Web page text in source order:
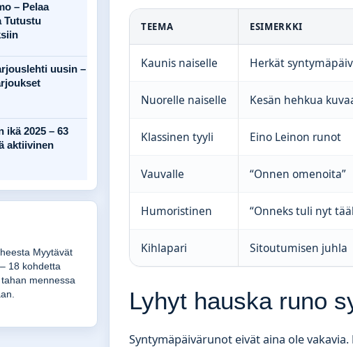
TEEMA ESIMERKKI
Kaunis naiselle Herkät
Nuorelle naiselle Kesän hehkua
Klassinen tyyli Eino Leinon runot
Vauvalle “Onnen omenoita”
Humoristinen “Onneks tuli nyt
Kihlapari Sitoutumisen juhla
Lyhyt hauska runo
Syntymäpäivärunot eivät aina ole
– Pelaa
Tutustu
uusin –
ikä 2025 – 63
aktiivinen
GT – hinta,
tarkasti –
savyja.